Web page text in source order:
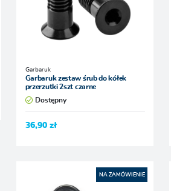
Garbaruk
Garbaruk zestaw śrub do kółek
przerzutki 2szt czarne
Dostępny
36,90 zł
NA ZAMÓWIENIE